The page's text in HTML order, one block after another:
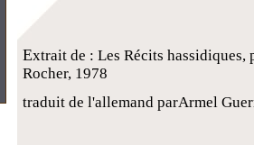
Extrait de : Les Récits
Rocher, 1978
traduit de l'allemand parArmel